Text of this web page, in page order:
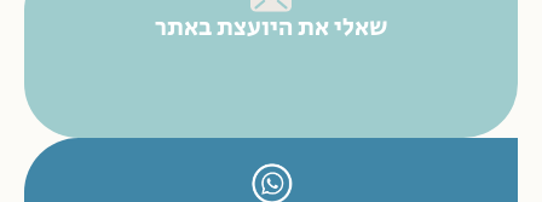
שאלי את היועצת באתר